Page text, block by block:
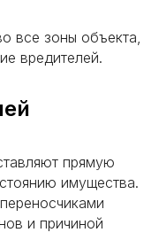
все зоны объекта,
вредителей.
прямую
имущества.
и причиной